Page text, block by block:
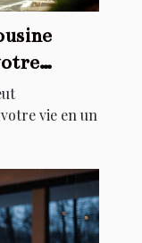
vie en un